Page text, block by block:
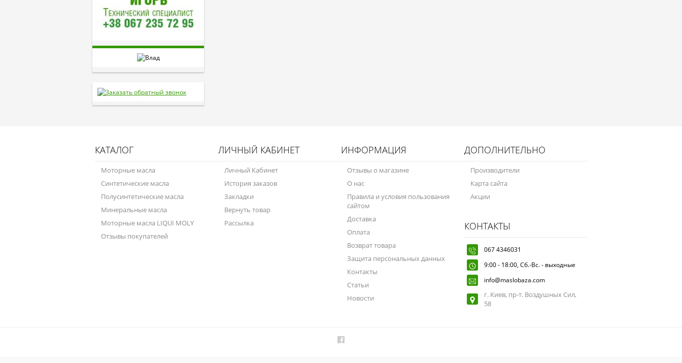
КАТАЛОГ
Моторные масла
Синтетические масла
Полусинтетические масла
Минеральные масла
Моторные масла LIQUI MOLY
Отзывы покупателей
ЛИЧНЫЙ КАБИНЕТ
Личный Кабинет
История заказов
Закладки
Вернуть товар
Рассылка
ИНФОРМАЦИЯ
Отзывы о магазине
О нас
Правила и условия пользования
сайтом
Доставка
Оплата
Возврат товара
Защита персональных данных
Контакты
Статьи
Новости
ДОПОЛНИТЕЛЬНО
Производители
Карта сайта
Акции
КОНТАКТЫ
067 4346031
9:00 - 18:00, Сб.-Вс. - выходные
info@maslobaza.com
г. Киев, пр-т. Воздушных Сил,
58